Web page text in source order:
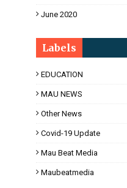
June 2020
Labels
EDUCATION
MAU NEWS
Other News
Covid-19 Update
Mau Beat Media
Maubeatmedia